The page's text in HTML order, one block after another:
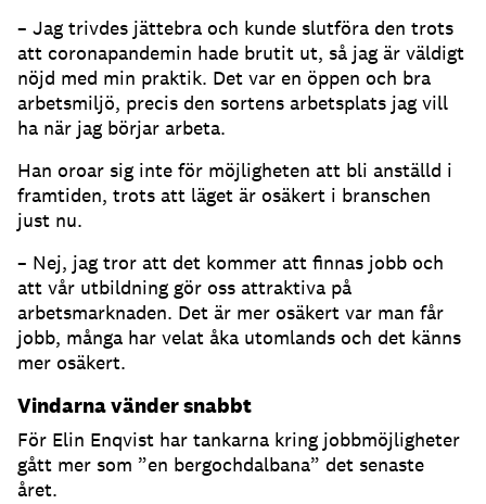
– Jag trivdes jättebra och kunde slutföra den trots
att coronapandemin hade brutit ut, så jag är väldigt
nöjd med min praktik. Det var en öppen och bra
arbetsmiljö, precis den sortens arbetsplats jag vill
ha när jag börjar arbeta.
Han oroar sig inte för möjligheten att bli anställd i
framtiden, trots att läget är osäkert i branschen
just nu.
– Nej, jag tror att det kommer att finnas jobb och
att vår utbildning gör oss attraktiva på
arbetsmarknaden. Det är mer osäkert var man får
jobb, många har velat åka utomlands och det känns
mer osäkert.
Vindarna vänder snabbt
För Elin Enqvist har tankarna kring jobbmöjligheter
gått mer som ”en bergochdalbana” det senaste
året.